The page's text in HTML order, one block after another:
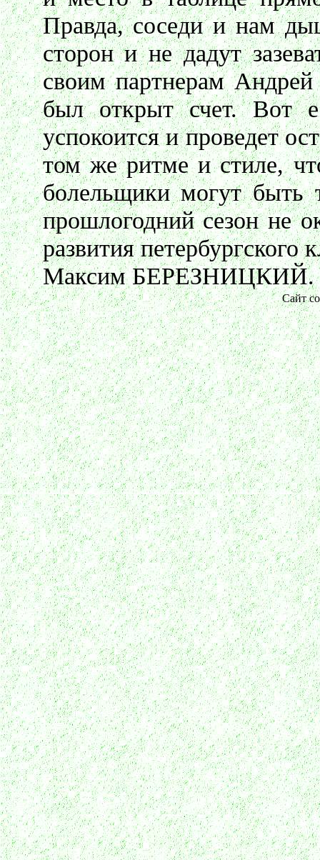
Правда, соседи и нам
сторон и не дадут
своим партнерам
был открыт счет. Вот
успокоится и проведет
том же ритме и стиле,
болельщики могут быть
прошлогодний сезон не
развития петербургского
Максим БЕРЕЗНИЦКИЙ.
Сайт